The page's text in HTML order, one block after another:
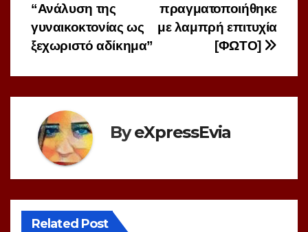
πραγματοποιήθηκε
με λαμπρή επιτυχία
[ΦΩΤΟ]
“Ανάλυση της
γυναικοκτονίας ως
ξεχωριστό αδίκημα”
ByeXpressEvia
Related Post